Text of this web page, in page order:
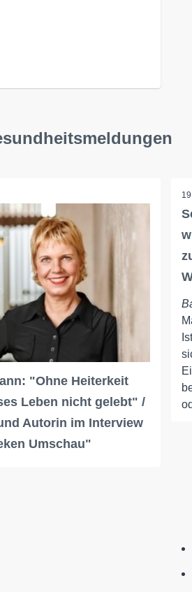
"Ohne Heiterkeit
Leben nicht gelebt" /
Autorin im Interview
Umschau"